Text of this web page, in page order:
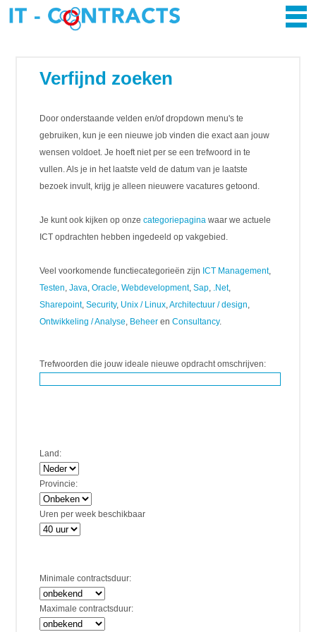
Verfijnd zoeken
Door onderstaande velden en/of dropdown menu's te
gebruiken, kun je een nieuwe job vinden die exact aan jouw
wensen voldoet. Je hoeft niet per se een trefwoord in te
vullen. Als je in het laatste veld de datum van je laatste
bezoek invult, krijg je alleen nieuwere vacatures getoond.
Je kunt ook kijken op onzecategoriepagina waar we actuele
ICT opdrachten hebben ingedeeld op vakgebied.
Veel voorkomende functiecategorieën zijn ICT Management,
Testen,Java,Oracle,Webdevelopment,Sap, .Net,
Sharepoint,Security, Unix / Linux,Architectuur / design,
Ontwikkeling / Analyse, Beheer enConsultancy.
Trefwoorden die jouw ideale nieuwe opdracht omschrijven:
Land:
Provincie:
Uren per week beschikbaar
Minimale contractsduur:
Maximale contractsduur: